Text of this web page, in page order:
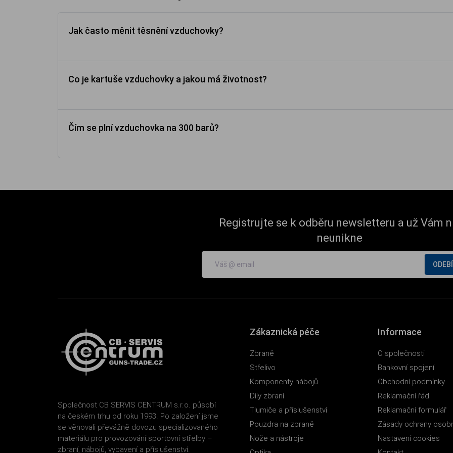
Jak často měnit těsnění vzduchovky?
Co je kartuše vzduchovky a jakou má životnost?
Čím se plní vzduchovka na 300 barů?
Registrujte se k odběru newsletteru a už Vám
neunikne
Společnost CB SERVIS CENTRUM s.r.o. působí
na českém trhu od roku 1993. Po založení jsme
se věnovali převážně dovozu specializovaného
materiálu pro provozování sportovní střelby –
zbraní, nábojů, vybavení a příslušenství.
Zákaznická péče
Zbraně
Střelivo
Komponenty nábojů
Díly zbraní
Tlumiče a příslušenství
Pouzdra na zbraně
Nože a nástroje
Informace
O společnosti
Bankovní spojení
Obchodní podmínky
Reklamační řád
Reklamační formulář
Zásady ochrany
Nastavení cookies